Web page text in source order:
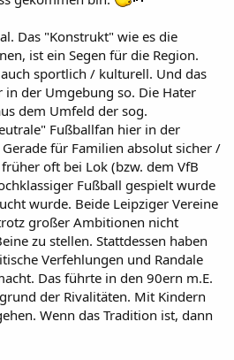
Das "Konstrukt" wie es die
ist ein Segen für die Region.
sportlich / kulturell. Und das
in der Umgebung so. Die Hater
dem Umfeld der sog.
Fußballfan hier in der
für Familien absolut sicher /
oft bei Lok (bzw. dem VfB
Fußball gespielt wurde
wurde. Beide Leipziger Vereine
großer Ambitionen nicht
zu stellen. Stattdessen haben
Verfehlungen und Randale
Das führte in den 90ern m.E.
der Rivalitäten. Mit Kindern
Wenn das Tradition ist, dann